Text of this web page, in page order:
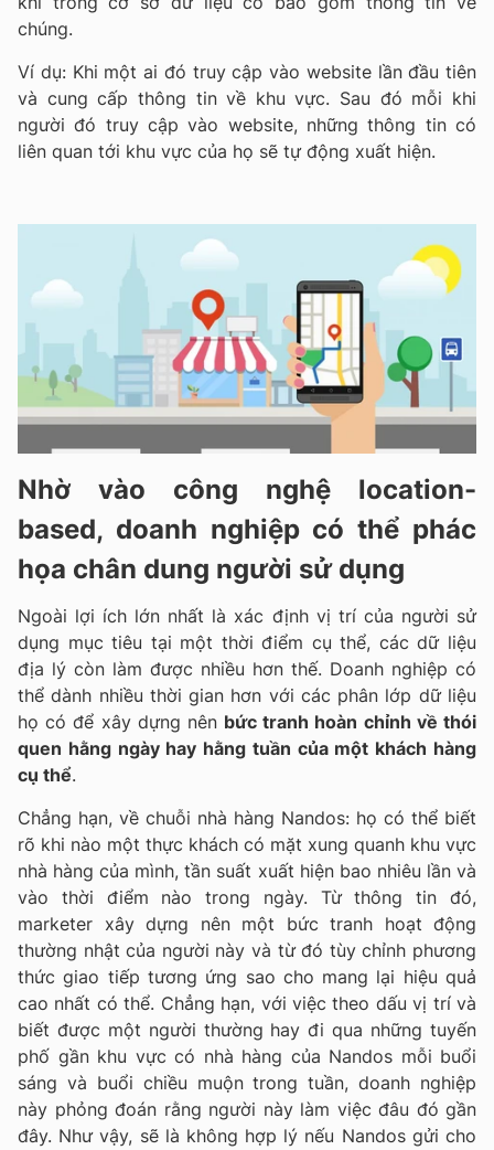
chúng.
Ví dụ: Khi một ai đó truy cập vào website lần đầu tiên
và cung cấp thông tin về khu vực. Sau đó mỗi khi
người đó truy cập vào website, những thông tin có
liên quan tới khu vực của họ sẽ tự động xuất hiện.
Nhờ vào công nghệ location-
based, doanh nghiệp có thể phác
họa chân dung người sử dụng
Ngoài lợi ích lớn nhất là xác định vị trí của người sử
dụng mục tiêu tại một thời điểm cụ thể, các dữ liệu
địa lý còn làm được nhiều hơn thế. Doanh nghiệp có
thể dành nhiều thời gian hơn với các phân lớp dữ liệu
họ có để xây dựng nên bức tranh hoàn chỉnh về thói
quen hằng ngày hay hằng tuần của một khách hàng
cụ thể.
Chẳng hạn, về chuỗi nhà hàng Nandos: họ có thể biết
rõ khi nào một thực khách có mặt xung quanh khu vực
nhà hàng của mình, tần suất xuất hiện bao nhiêu lần và
vào thời điểm nào trong ngày. Từ thông tin đó,
marketer xây dựng nên một bức tranh hoạt động
thường nhật của người này và từ đó tùy chỉnh phương
thức giao tiếp tương ứng sao cho mang lại hiệu quả
cao nhất có thể. Chẳng hạn, với việc theo dấu vị trí và
biết được một người thường hay đi qua những tuyến
phố gần khu vực có nhà hàng của Nandos mỗi buổi
sáng và buổi chiều muộn trong tuần, doanh nghiệp
này phỏng đoán rằng người này làm việc đâu đó gần
đây. Như vậy, sẽ là không hợp lý nếu Nandos gửi cho